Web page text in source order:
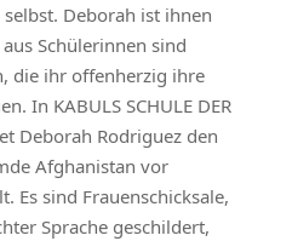
Deborah ist ihnen
Schülerinnen sind
die ihr offenherzig ihre
In KABULS SCHULE DER
Deborah Rodriguez den
Afghanistan vor
Es sind Frauenschicksale,
Sprache geschildert,